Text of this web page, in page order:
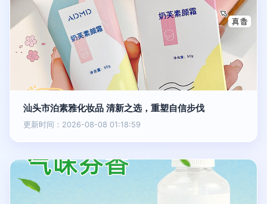
汕头市泊素雅化妆品 清新之选，重塑自信步伐
更新时间：2026-08-08 01:18:59